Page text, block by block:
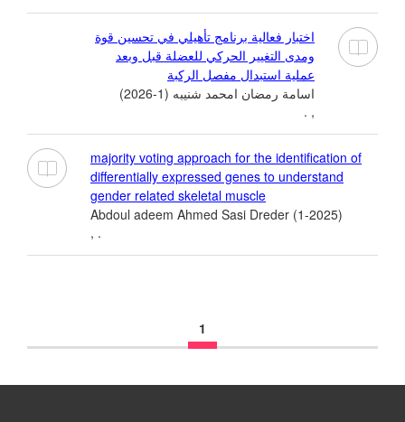
اختبار فعالية برنامج تأهيلي في تحسين قوة
ومدى التغيير الحركي للعضلة قبل وبعد
عملية استبدال مفصل الركبة
اسامة رمضان امحمد شنيبه (1-2026)
, .
majority voting approach for the identification of
differentially expressed genes to understand
gender related skeletal muscle
Abdoul adeem Ahmed Sasi Dreder (1-2025)
, .
1